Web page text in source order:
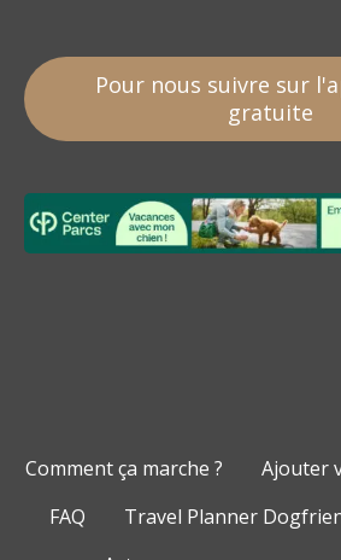
Pour nous suivre sur
gratuite
Comment ça marche ?
Ajouter
FAQ
Travel Planner